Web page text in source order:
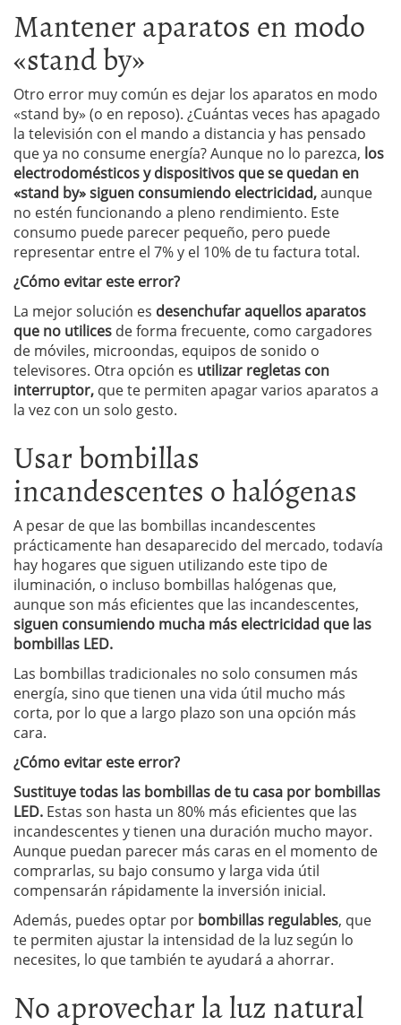
Mantener aparatos en modo
«stand by»
Otro error muy común es dejar los aparatos en modo
«stand by» (o en reposo). ¿Cuántas veces has apagado
la televisión con el mando a distancia y has pensado
que ya no consume energía? Aunque no lo parezca, los
electrodomésticos y dispositivos que se quedan en
«stand by» siguen consumiendo electricidad,aunque
no estén funcionando a pleno rendimiento. Este
consumo puede parecer pequeño, pero puede
representar entre el 7% y el 10% de tu factura total.
¿Cómo evitar este error?
La mejor solución es desenchufar aquellos aparatos
que no utilices de forma frecuente, como cargadores
de móviles, microondas, equipos de sonido o
televisores. Otra opción es utilizar regletas con
interruptor, que te permiten apagar varios aparatos a
la vez con un solo gesto.
Usar bombillas
incandescentes o halógenas
A pesar de que las bombillas incandescentes
prácticamente han desaparecido del mercado, todavía
hay hogares que siguen utilizando este tipo de
iluminación, o incluso bombillas halógenas que,
aunque son más eficientes que las incandescentes,
siguen consumiendo mucha más electricidad que las
bombillas LED.
Las bombillas tradicionales no solo consumen más
energía, sino que tienen una vida útil mucho más
corta, por lo que a largo plazo son una opción más
cara.
¿Cómo evitar este error?
Sustituye todas las bombillas de tu casa por bombillas
LED. Estas son hasta un 80% más eficientes que las
incandescentes y tienen una duración mucho mayor.
Aunque puedan parecer más caras en el momento de
comprarlas, su bajo consumo y larga vida útil
compensarán rápidamente la inversión inicial.
Además, puedes optar por bombillas regulables, que
te permiten ajustar la intensidad de la luz según lo
necesites, lo que también te ayudará a ahorrar.
No aprovechar la luz natural